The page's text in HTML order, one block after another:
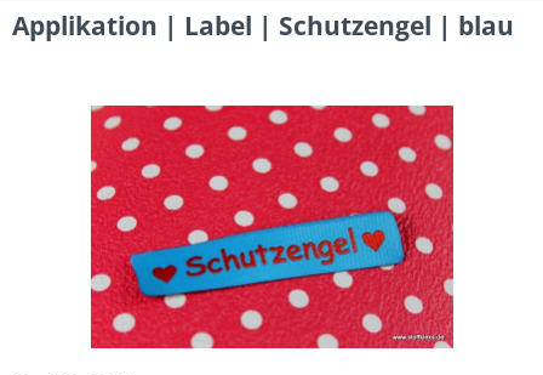
Applikation | Label | Schutzengel | blau